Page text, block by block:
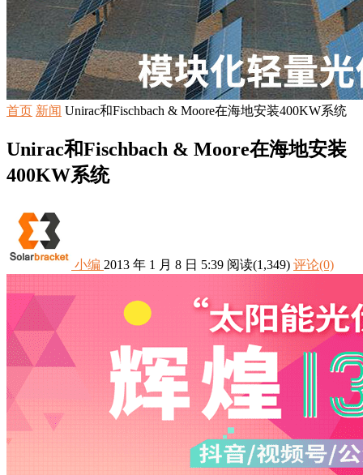
首页 新闻 Unirac和Fischbach & Moore在海地安装400KW系统
Unirac和Fischbach & Moore在海地安装
400KW系统
小编 2013 年 1 月 8 日 5:39 阅读(1,349) 评论(0)